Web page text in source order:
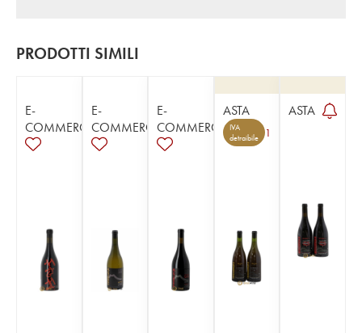
PRODOTTI SIMILI
E-
COMMERCE
E-
COMMERCE
E-
COMMERCE
ASTA
IVA
detraibile
1
ASTA